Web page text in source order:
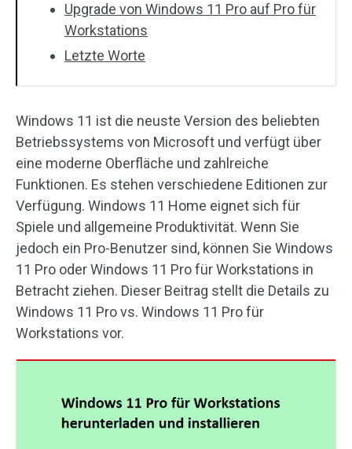
Upgrade von Windows 11 Pro auf Pro für
Workstations
Letzte Worte
Windows 11 ist die neuste Version des beliebten
Betriebssystems von Microsoft und verfügt über
eine moderne Oberfläche und zahlreiche
Funktionen. Es stehen verschiedene Editionen zur
Verfügung. Windows 11 Home eignet sich für
Spiele und allgemeine Produktivität. Wenn Sie
jedoch ein Pro-Benutzer sind, können Sie Windows
11 Pro oder Windows 11 Pro für Workstations in
Betracht ziehen. Dieser Beitrag stellt die Details zu
Windows 11 Pro vs. Windows 11 Pro für
Workstations vor.